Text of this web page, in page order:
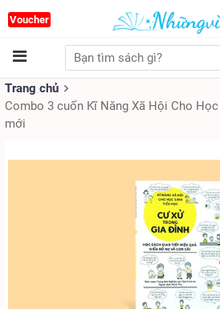
Voucher
Trang chủ
Combo 3 cuốn Kĩ Năng Xã Hội Cho
mới